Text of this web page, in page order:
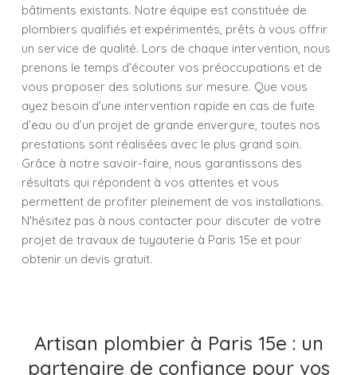
bâtiments existants. Notre équipe est constituée de
plombiers qualifiés et expérimentés, prêts à vous offrir
un service de qualité. Lors de chaque intervention, nous
prenons le temps d’écouter vos préoccupations et de
vous proposer des solutions sur mesure. Que vous
ayez besoin d’une intervention rapide en cas de fuite
d’eau ou d’un projet de grande envergure, toutes nos
prestations sont réalisées avec le plus grand soin.
Grâce à notre savoir-faire, nous garantissons des
résultats qui répondent à vos attentes et vous
permettent de profiter pleinement de vos installations.
N'hésitez pas à nous contacter pour discuter de votre
projet de travaux de tuyauterie à Paris 15e et pour
obtenir un devis gratuit.
Artisan plombier à Paris 15e : un
partenaire de confiance pour vos